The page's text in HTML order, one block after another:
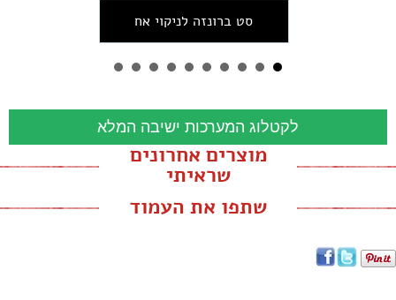
סט ברונזה לניקוי אח
לקטלוג המערכות ישיבה המלא
מוצרים אחרונים
שראיתי
שתפו את העמוד